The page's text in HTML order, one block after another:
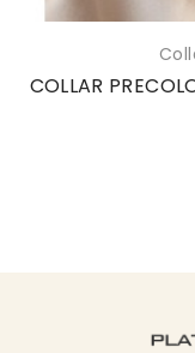
COLLAR